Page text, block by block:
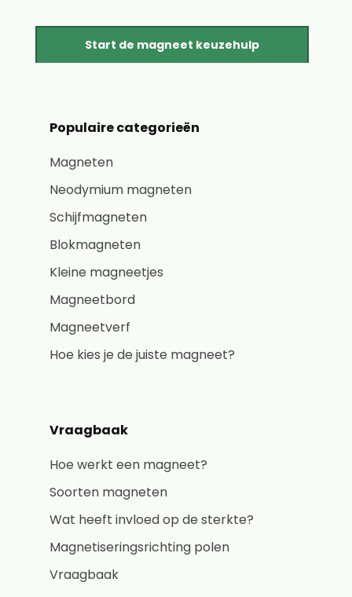
Start de magneet keuzehulp
Populaire categorieën
Magneten
Neodymium magneten
Schijfmagneten
Blokmagneten
Kleine magneetjes
Magneetbord
Magneetverf
Hoe kies je de juiste magneet?
Vraagbaak
Hoe werkt een magneet?
Soorten magneten
Wat heeft invloed op de sterkte?
Magnetiseringsrichting polen
Vraagbaak